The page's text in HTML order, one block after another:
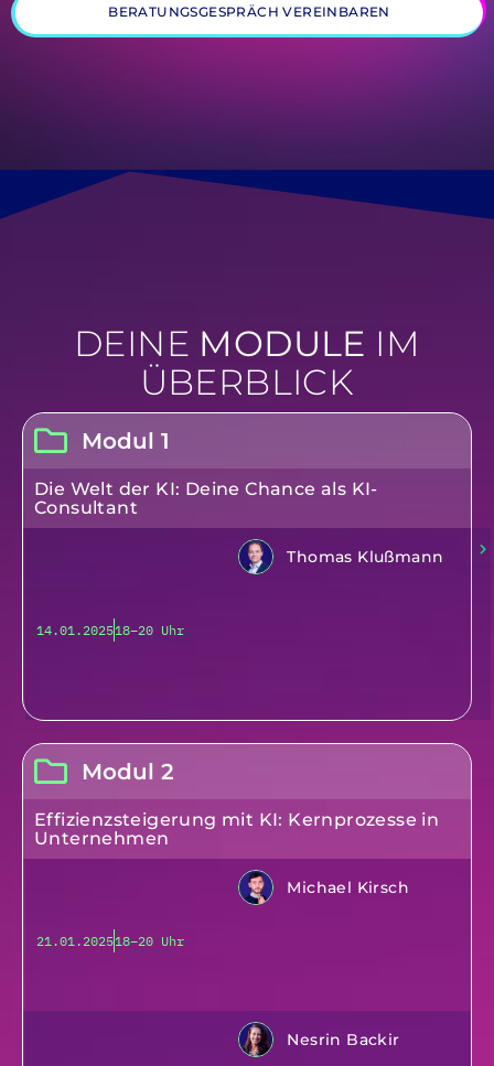
BERATUNGSGESPRÄCH VEREINBAREN
DEINE MODULE IM
ÜBERBLICK
Modul 1
Die Welt der KI: Deine Chance als KI-
Consultant
14.01.202518–20 Uhr
Thomas Klußmann
Modul 2
Effizienzsteigerung mit KI: Kernprozesse in
Unternehmen
21.01.202518–20 Uhr
Michael Kirsch
Nesrin Backir